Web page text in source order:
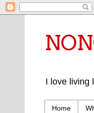
I love living
Home